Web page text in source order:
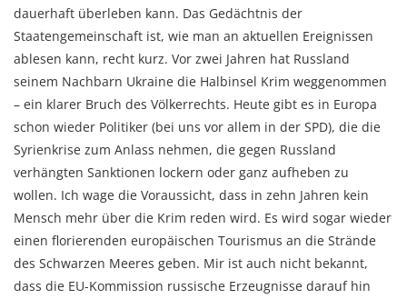
dauerhaft überleben kann. Das Gedächtnis der
Staatengemeinschaft ist, wie man an aktuellen Ereignissen
ablesen kann, recht kurz. Vor zwei Jahren hat Russland
seinem Nachbarn Ukraine die Halbinsel Krim weggenommen
– ein klarer Bruch des Völkerrechts. Heute gibt es in Europa
schon wieder Politiker (bei uns vor allem in der SPD), die die
Syrienkrise zum Anlass nehmen, die gegen Russland
verhängten Sanktionen lockern oder ganz aufheben zu
wollen. Ich wage die Voraussicht, dass in zehn Jahren kein
Mensch mehr über die Krim reden wird. Es wird sogar wieder
einen florierenden europäischen Tourismus an die Strände
des Schwarzen Meeres geben. Mir ist auch nicht bekannt,
dass die EU-Kommission russische Erzeugnisse darauf hin